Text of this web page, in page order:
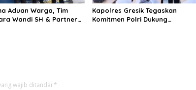
Aduan Warga, Tim
Wandi SH & Partners
Kapolres Gresik Tegaskan
Komitmen Polri Dukung
wajib ditandai *